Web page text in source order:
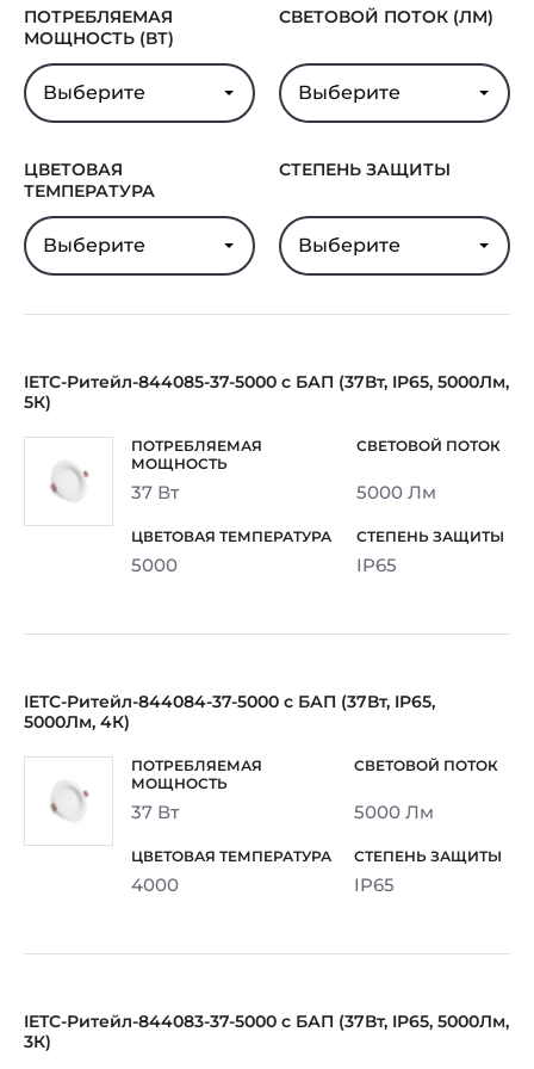
ПОТРЕБЛЯЕМАЯ
МОЩНОСТЬ (ВТ)
Выберите
СВЕТОВОЙ ПОТОК (ЛМ)
Выберите
ЦВЕТОВАЯ
ТЕМПЕРАТУРА
Выберите
СТЕПЕНЬ ЗАЩИТЫ
Выберите
IETC-Ритейл-844085-37-5000 с БАП (37Вт, IP65, 5000Лм,
5К)
37 Вт 5000 Лм
5000 IP65
IETC-Ритейл-844084-37-5000 с БАП (37Вт, IP65,
5000Лм, 4К)
37 Вт 5000 Лм
4000 IP65
IETC-Ритейл-844083-37-5000 с БАП (37Вт, IP65, 5000Лм,
3К)